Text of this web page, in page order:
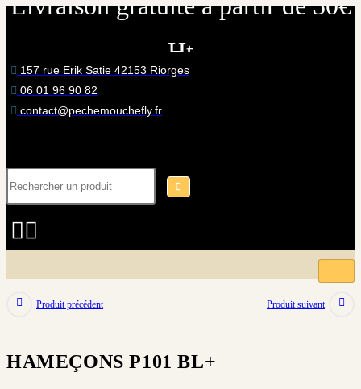
Skip
Ht
157 rue Erik Satie 42153 Riorges
06 01 96 90 82
contact@pechemouchefly.fr
Produit précédent Produit suivant
HAMEÇONS P101 BL+